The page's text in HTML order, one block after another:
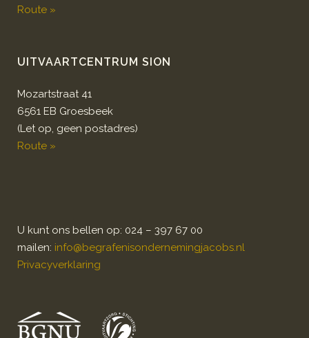
Route »
UITVAARTCENTRUM SION
Mozartstraat 41
6561 EB Groesbeek
(Let op, geen postadres)
Route »
U kunt ons bellen op: 024 – 397 67 00
mailen: info@begrafenisondernemingjacobs.nl
Privacyverklaring